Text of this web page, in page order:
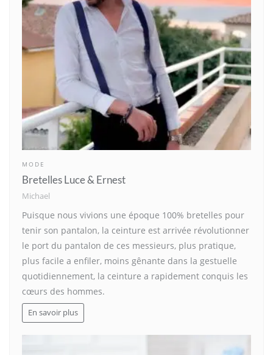
MODE
Bretelles Luce & Ernest
Michael
Puisque nous vivions une époque 100% bretelles pour
tenir son pantalon, la ceinture est arrivée révolutionner
le port du pantalon de ces messieurs, plus pratique,
plus facile a enfiler, moins gênante dans la gestuelle
quotidiennement, la ceinture a rapidement conquis les
cœurs des hommes.
En savoir plus